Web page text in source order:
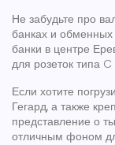
Не забудьте про
банках и
банки в центре
для розеток типа C
Если хотите
Гегард, а также
представление о
отличным фоном